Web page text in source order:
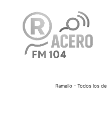
Ramallo - Todos los